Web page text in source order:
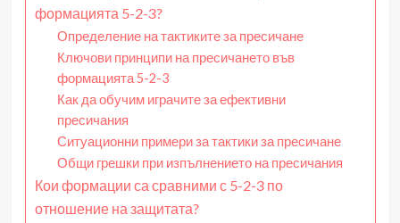
формацията 5-2-3?
Определение на тактиките за пресичане
Ключови принципи на пресичането във
формацията 5-2-3
Как да обучим играчите за ефективни
пресичания
Ситуационни примери за тактики за пресичане
Общи грешки при изпълнението на пресичания
Кои формации са сравними с 5-2-3 по
отношение на защитата?